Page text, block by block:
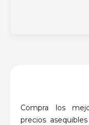
Compra los
precios